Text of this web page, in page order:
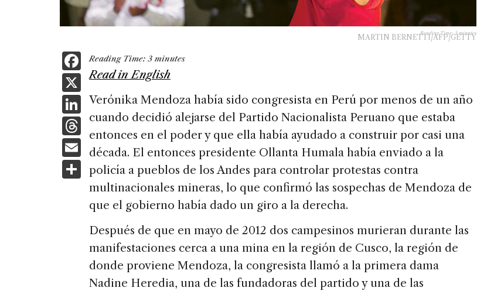
Reading Time:3 minutes
MARTIN BERNETTI/AFP/GETTY
F
a
c
e
b
o
o
k
X
Li
n
k
e
dI
n
T
h
re
a
d
E
m
ai
S
h
ar
e
Reading Time: 3 minutes
Read in English
Verónika Mendoza había sido congresista en Perú por menos de un año
cuando decidió alejarse del Partido Nacionalista Peruano que estaba
entonces en el poder y que ella había ayudado a construir por casi una
década. El entonces presidente Ollanta Humala había enviado a la
policía a pueblos de los Andes para controlar protestas contra
multinacionales mineras, lo que confirmó las sospechas de Mendoza de
que el gobierno había dado un giro a la derecha.
Después de que en mayo de 2012 dos campesinos murieran durante las
manifestaciones cerca a una mina en la región de Cusco, la región de
donde proviene Mendoza, la congresista llamó a la primera dama
Nadine Heredia, una de las fundadoras del partido y una de las